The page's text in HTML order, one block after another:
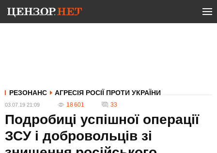
РЕЗОНАНС АГРЕСІЯ РОСІЇ ПРОТИ УКРАЇНИ
03.07.19 21:09 18 601 33
Подробиці успішної операції
ЗСУ і добровольців зі